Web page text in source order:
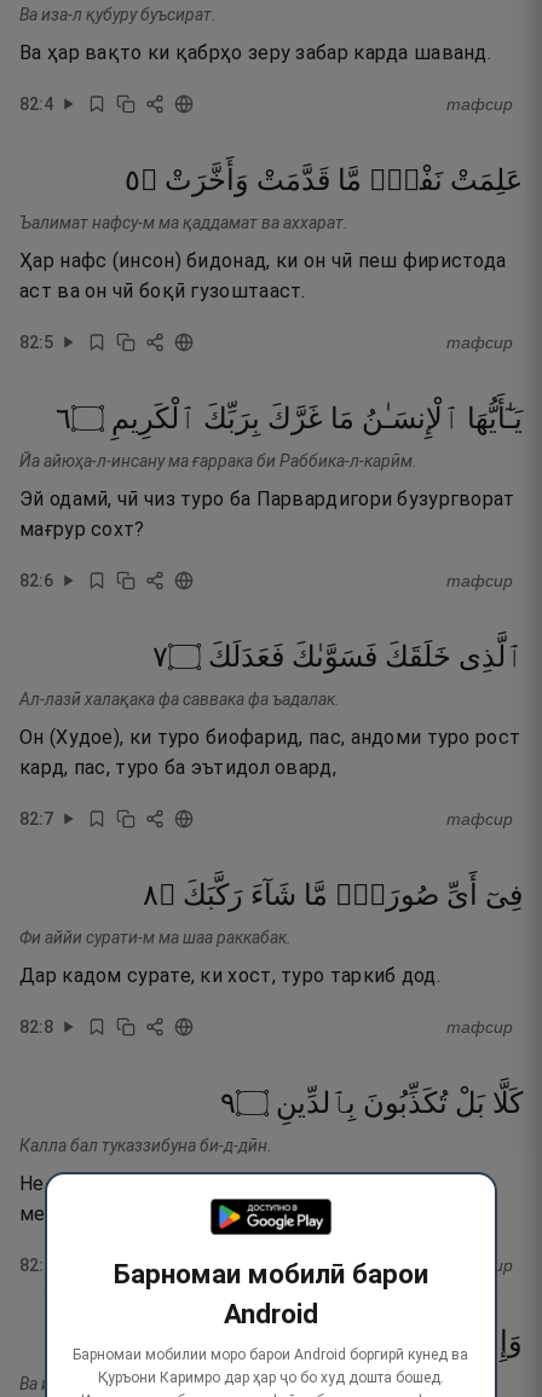
Ва иза-л қубуру буъсират.
Ва ҳар вақто ки қабрҳо зеру забар карда шаванд.
82:4 тафсир
عَلِمَتْ نَفْسٌۭ مَّا قَدَّمَتْ وَأَخَّرَتْ ۝٥
Ъалимат нафсу-м ма қаддамат ва аххарат.
Ҳар нафс (инсон) бидонад, ки он чӣ пеш фиристода
аст ва он чӣ боқӣ гузоштааст.
82:5 тафсир
يَـٰٓأَيُّهَا ٱلْإِنسَـٰنُ مَا غَرَّكَ بِرَبِّكَ ٱلْكَرِيمِ ۝٦
Йа айюҳа-л-инсану ма ғаррака би Раббика-л-карӣм.
Эй одамӣ, чӣ чиз туро ба Парвардигори бузургворат
мағрур сохт?
82:6 тафсир
ٱلَّذِى خَلَقَكَ فَسَوَّىٰكَ فَعَدَلَكَ ۝٧
Ал-лазӣ халақака фа саввака фа ъадалак.
Он (Худое), ки туро биофарид, пас, андоми туро рост
кард, пас, туро ба эътидол овард,
82:7 тафсир
فِىٓ أَىِّ صُورَةٍۢ مَّا شَآءَ رَكَّبَكَ ۝٨
Фи аййи сурати-м ма шаа раккабак.
Дар кадом сурате, ки хост, туро таркиб дод.
82:8 тафсир
كَلَّا بَلْ تُكَذِّبُونَ بِٱلدِّينِ ۝٩
Калла бал туказзибуна би-д-дӣн.
Не-не! Балки шумо омадани рӯзи ҷазоро дурӯғ
мешуморед.
82: тафсир
وَإِنَّ عَلَيْكُمْ لَحَـٰفِظِينَ ۝
Ва инна ъалайкум лаҳафизӣн.
Барномаи мобилӣ барои
Android
Барномаи мобилии моро барои Android боргирӣ кунед ва
Қуръони Каримро дар ҳар ҷо бо худ дошта бошед.